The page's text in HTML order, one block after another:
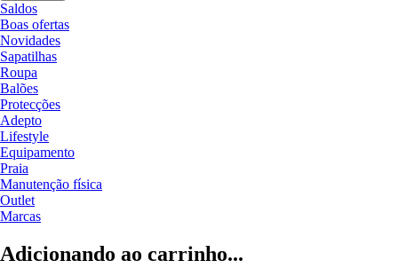
Saldos
Boas ofertas
Novidades
Sapatilhas
Roupa
Balões
Protecções
Adepto
Lifestyle
Equipamento
Praia
Manutenção física
Outlet
Marcas
Adicionando ao carrinho...